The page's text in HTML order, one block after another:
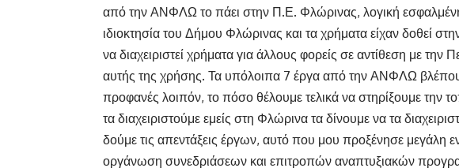
από την ΑΝΦΛΩ το πάει στην Π.Ε. Φλώρινας, λογική
ιδιοκτησία του Δήμου Φλώρινας και τα χρήματα είχαν δοθεί
να διαχειριστεί χρήματα για άλλους φορείς σε αντίθεση με την
αυτής της χρήσης. Τα υπόλοιπα 7 έργα από την ΑΝΦΛΩ
προφανές λοιπόν, το πόσο θέλουμε τελικά να στηρίξουμε την
τα διαχειριστούμε εμείς στη Φλώρινα τα δίνουμε να τα
δούμε τις απεντάξεις έργων, αυτό που μου προξένησε μεγάλη
οργάνωση συνεδριάσεων και επιτροπών αναπτυξιακών